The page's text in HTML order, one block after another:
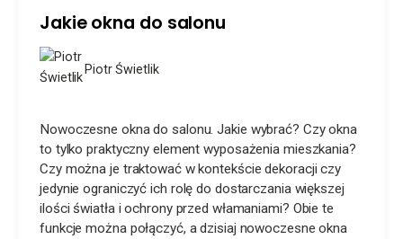
Jakie okna do salonu
Piotr Świetlik
Nowoczesne okna do salonu. Jakie wybrać? Czy okna
to tylko praktyczny element wyposażenia mieszkania?
Czy można je traktować w kontekście dekoracji czy
jedynie ograniczyć ich rolę do dostarczania większej
ilości światła i ochrony przed włamaniami? Obie te
funkcje można połączyć, a dzisiaj nowoczesne okna